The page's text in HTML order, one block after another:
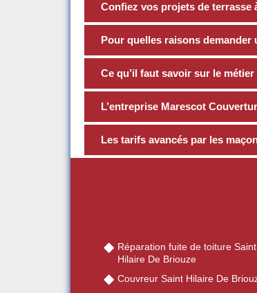
Confiez vos projets de terrasse
Pour quelles raisons demander
Ce qu’il faut savoir sur le métier
L’entreprise Marescot
Les tarifs avancés par les
Réparation fuite de toiture Saint
Hilaire De Briouze
Couvreur Saint Hilaire De